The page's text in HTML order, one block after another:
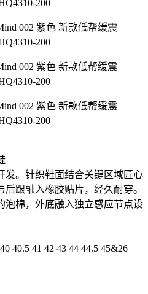
发。针织鞋面结合关键区域匠心
跟融入橡胶贴片，经久耐穿。
泡棉，外底融入独立感应节点设
40.5 41 42 43 44 44.5 45&26